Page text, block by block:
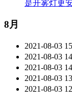
是开雾灯更
8月
2021-08-03
2021-08-03
2021-08-03
2021-08-03
2021-08-03